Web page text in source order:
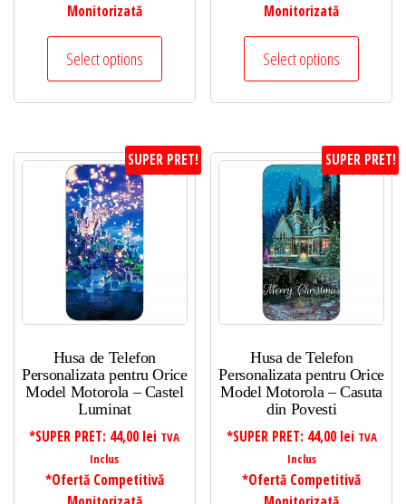
Monitorizată
Select options
Monitorizată
Select options
SUPER PRET!
Husa de Telefon
Personalizata pentru Orice
Model Motorola – Castel
Luminat
*SUPER PRET: 44,00 lei TVA
Inclus
*Ofertă Competitivă
SUPER PRET!
Husa de Telefon
Personalizata pentru Orice
Model Motorola – Casuta
din Povesti
*SUPER PRET: 44,00 lei TVA
Inclus
*Ofertă Competitivă